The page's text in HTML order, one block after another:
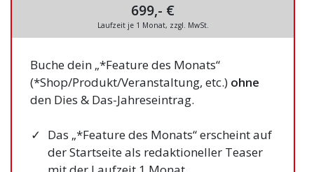
699,- €
Laufzeit je 1 Monat, zzgl. MwSt.
Buche dein „*Feature des Monats“
(*Shop/Produkt/Veranstaltung, etc.) ohne
den Dies & Das-Jahreseintrag.
Das „*Feature des Monats“ erscheint auf
der Startseite als redaktioneller Teaser